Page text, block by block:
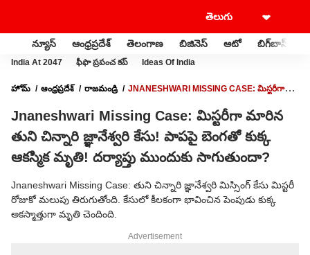
న్యూస్ ఆంధ్రప్రదేశ్ తెలంగాణ బిజినెస్ ఆటో బిగ్‌బాస్
India At 2047 ఫీఫా ప్రపంచ కప్ Ideas Of India
హోమ్ ఆంధ్రప్రదేశ్ రాజమండ్రి
JNANESHWARI MISSING CASE: మిస్టరీగా
సాగుతుందా?
Jnaneshwari Missing Case: మిస్టరీగా మారిన
తుని చిన్నారి జ్ఞానేశ్వరి కేసు! పాపపై బెంగతో కుక్క
ఆకస్మిక మృతి! దర్యాప్తు ముందుకు సాగుతుందా?
Jnaneshwari Missing Case: తుని చిన్నారి జ్ఞానేశ్వరి మిస్సింగ్ కేసు మిస్టరీ
రోజుకో మలుపు తిరుగుతోంది. కేసులో కీలకంగా భావించిన పెంపుడు కుక్క
అకస్మాత్తుగా మృతి చెందింది.
Advertisement